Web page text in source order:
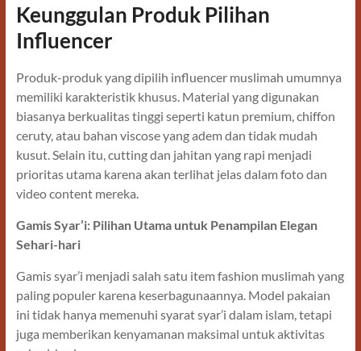
Keunggulan Produk Pilihan
Influencer
Produk-produk yang dipilih influencer muslimah umumnya
memiliki karakteristik khusus. Material yang digunakan
biasanya berkualitas tinggi seperti katun premium, chiffon
ceruty, atau bahan viscose yang adem dan tidak mudah
kusut. Selain itu, cutting dan jahitan yang rapi menjadi
prioritas utama karena akan terlihat jelas dalam foto dan
video content mereka.
Gamis Syar’i: Pilihan Utama untuk Penampilan Elegan
Sehari-hari
Gamis syar’i menjadi salah satu item fashion muslimah yang
paling populer karena keserbagunaannya. Model pakaian
ini tidak hanya memenuhi syarat syar’i dalam islam, tetapi
juga memberikan kenyamanan maksimal untuk aktivitas